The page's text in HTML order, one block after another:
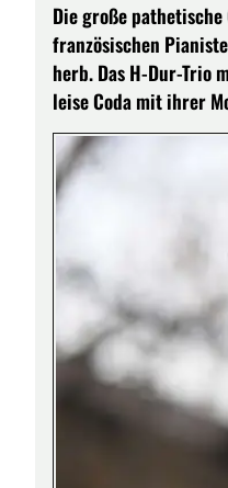
Die große
französischen
herb. Das H-Dur-Trio
leise Coda mit ihrer